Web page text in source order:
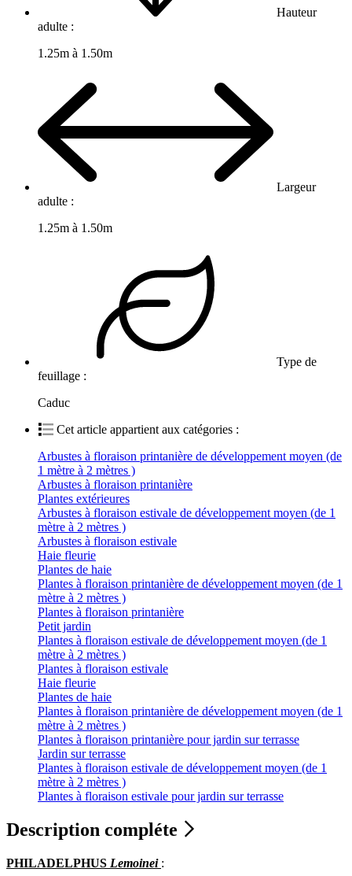
Hauteur
adulte :
1.25m à 1.50m
Largeur
adulte :
1.25m à 1.50m
Type de
feuillage :
Caduc
Cet article appartient aux catégories :
Arbustes à floraison printanière de développement moyen (de
1 mètre à 2 mètres )
Arbustes à floraison printanière
Plantes extérieures
Arbustes à floraison estivale de développement moyen (de 1
mètre à 2 mètres )
Arbustes à floraison estivale
Haie fleurie
Plantes de haie
Plantes à floraison printanière de développement moyen (de 1
mètre à 2 mètres )
Plantes à floraison printanière
Petit jardin
Plantes à floraison estivale de développement moyen (de 1
mètre à 2 mètres )
Plantes à floraison estivale
Haie fleurie
Plantes de haie
Plantes à floraison printanière de développement moyen (de 1
mètre à 2 mètres )
Plantes à floraison printanière pour jardin sur terrasse
Jardin sur terrasse
Plantes à floraison estivale de développement moyen (de 1
mètre à 2 mètres )
Plantes à floraison estivale pour jardin sur terrasse
Description compléte
PHILADELPHUS Lemoinei :